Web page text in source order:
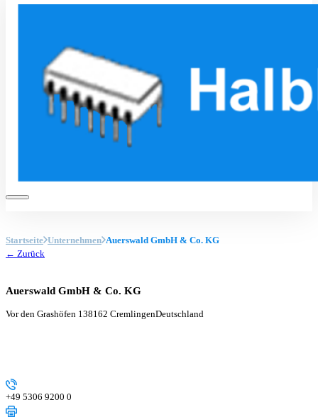
Startseite Unternehmen Auerswald GmbH & Co. KG
← Zurück
Auerswald GmbH & Co. KG
Vor den Grashöfen 1 38162 CremlingenDeutschland
+49 5306 9200 0